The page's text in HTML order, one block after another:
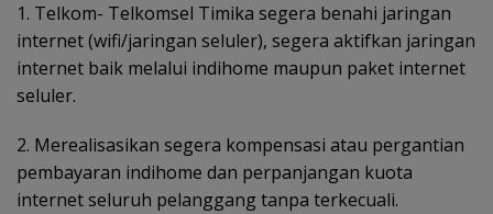
1. Telkom- Telkomsel Timika segera benahi jaringan
internet (wifi/jaringan seluler), segera aktifkan jaringan
internet baik melalui indihome maupun paket internet
seluler.
2. Merealisasikan segera kompensasi atau pergantian
pembayaran indihome dan perpanjangan kuota
internet seluruh pelanggang tanpa terkecuali.